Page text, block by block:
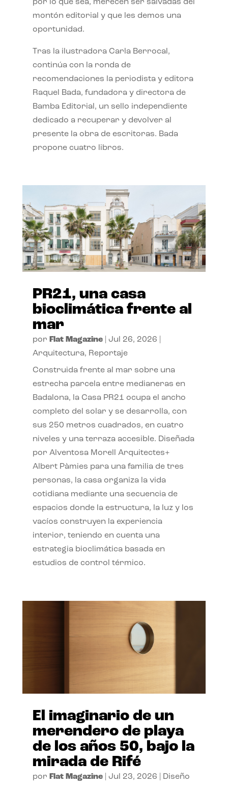
por lo que sea, merecen ser salvadas del
montón editorial y que les demos una
oportunidad.
Tras la ilustradora Carla Berrocal,
continúa con la ronda de
recomendaciones la periodista y editora
Raquel Bada, fundadora y directora de
Bamba Editorial, un sello independiente
dedicado a recuperar y devolver al
presente la obra de escritoras. Bada
propone cuatro libros.
PR21, una casa
bioclimática frente al
mar
por Flat Magazine| Jul 26, 2026
Arquitectura, Reportaje
Construida frente al mar sobre una
estrecha parcela entre medianeras en
Badalona, la Casa PR21 ocupa el ancho
completo del solar y se desarrolla, con
sus 250 metros cuadrados, en cuatro
niveles y una terraza accesible. Diseñada
por Alventosa Morell Arquitectes+
Albert Pàmies para una familia de tres
personas, la casa organiza la vida
cotidiana mediante una secuencia de
espacios donde la estructura, la luz y los
vacíos construyen la experiencia
interior, teniendo en cuenta una
estrategia bioclimática basada en
estudios de control térmico.
El imaginario de un
merendero de playa
de los años 50, bajo la
mirada de Rifé
por Flat Magazine| Jul 23, 2026 Diseño